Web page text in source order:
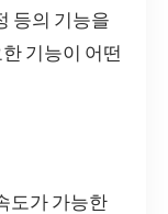
등의 기능을
기능이 어떤
도가 가능한